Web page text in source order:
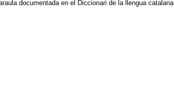
documentada en el Diccionari de la llengua catalana